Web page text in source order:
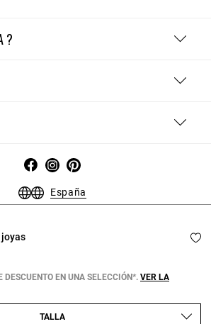
DESCUENTO EN UNA SELECCIÓN*. VER LA
TALLA
?
España
- Guía de compras
Confidencialidad
Pierlot. Todos los derechos reservados.